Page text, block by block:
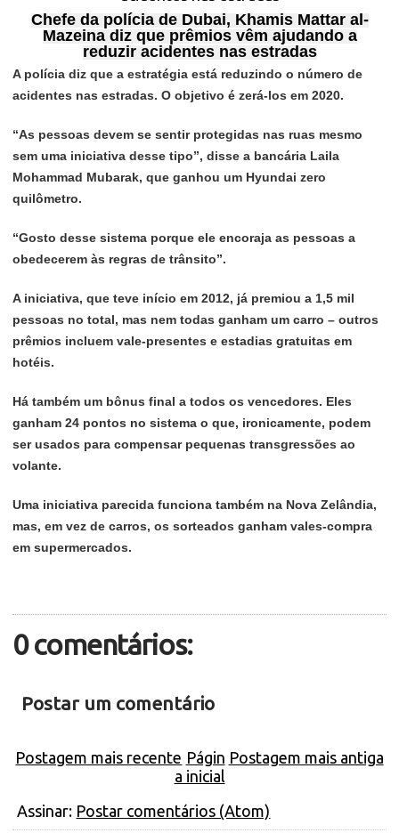
Chefe da polícia de Dubai, Khamis Mattar al-
Mazeina diz que prêmios vêm ajudando a
reduzir acidentes nas estradas
A polícia diz que a estratégia está reduzindo o número de
acidentes nas estradas. O objetivo é zerá-los em 2020.
“As pessoas devem se sentir protegidas nas ruas mesmo
sem uma iniciativa desse tipo”, disse a bancária Laila
Mohammad Mubarak, que ganhou um Hyundai zero
quilômetro.
“Gosto desse sistema porque ele encoraja as pessoas a
obedecerem às regras de trânsito”.
A iniciativa, que teve início em 2012, já premiou a 1,5 mil
pessoas no total, mas nem todas ganham um carro – outros
prêmios incluem vale-presentes e estadias gratuitas em
hotéis.
Há também um bônus final a todos os vencedores. Eles
ganham 24 pontos no sistema o que, ironicamente, podem
ser usados para compensar pequenas transgressões ao
volante.
Uma iniciativa parecida funciona também na Nova Zelândia,
mas, em vez de carros, os sorteados ganham vales-compra
em supermercados.
0 comentários:
Postar um comentário
Postagem mais recente Postagem mais antiga
Págin
a inicial
Assinar: Postar comentários (Atom)